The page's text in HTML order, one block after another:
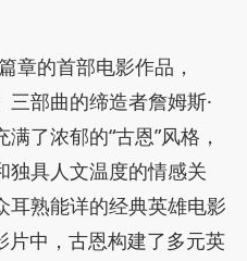
章的首部电影作品，
三部曲的缔造者詹姆斯·
了浓郁的“古恩”风格，
独具人文温度的情感关
耳熟能详的经典英雄电影
片中，古恩构建了多元英